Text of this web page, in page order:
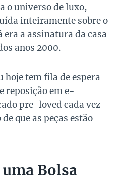
o universo de luxo,
inteiramente sobre o
era a assinatura da casa
anos 2000.
tem fila de espera
reposição em e-
pre-loved cada vez
que as peças estão
Bolsa